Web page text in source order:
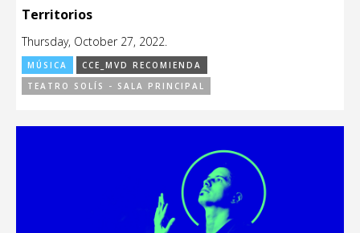
Territorios
Thursday, October 27, 2022.
MÚSICA
CCE_MVD RECOMIENDA
TEATRO SOLÍS - SALA PRINCIPAL